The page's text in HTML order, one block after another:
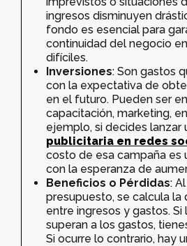
ingresos disminuyen
fondo es esencial para
continuidad del negocio
difíciles.
Inversiones: Son gastos
con la expectativa de
en el futuro. Pueden ser
capacitación, marketing,
ejemplo, si decides lanzar
publicitaria en redes
costo de esa campaña es
con la esperanza de
Beneficios o Pérdidas:
presupuesto, se calcula la
entre ingresos y gastos. Si
superan a los gastos,
Si ocurre lo contrario, hay